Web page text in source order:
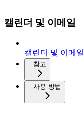
캘린더 및 이메일
캘린더 및 이메일
참고
사용 방법